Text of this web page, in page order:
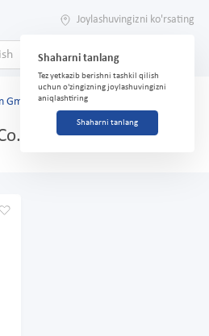
Joylashuvingizni ko'rsating
Shaharni tanlang
Tez yetkazib berishni tashkil qilish
uchun o'zingizning joylashuvingizni
aniqlashtiring
Shaharni tanlang
GmbH. Co. KG
KG